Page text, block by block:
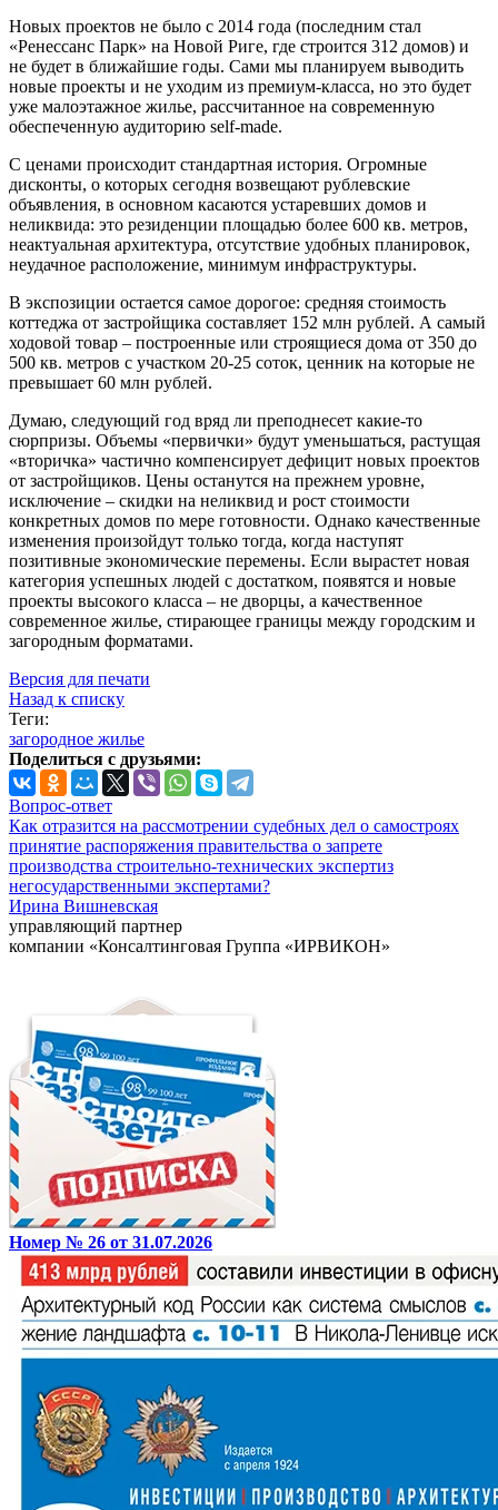
Новых проектов не было с 2014 года (последним стал
«Ренессанс Парк» на Новой Риге, где строится 312 домов) и
не будет в ближайшие годы. Сами мы планируем выводить
новые проекты и не уходим из премиум-класса, но это будет
уже малоэтажное жилье, рассчитанное на современную
обеспеченную аудиторию self-made.
С ценами происходит стандартная история. Огромные
дисконты, о которых сегодня возвещают рублевские
объявления, в основном касаются устаревших домов и
неликвида: это резиденции площадью более 600 кв. метров,
неактуальная архитектура, отсутствие удобных планировок,
неудачное расположение, минимум инфраструктуры.
В экспозиции остается самое дорогое: средняя стоимость
коттеджа от застройщика составляет 152 млн рублей. А самый
ходовой товар – построенные или строящиеся дома от 350 до
500 кв. метров с участком 20-25 соток, ценник на которые не
превышает 60 млн рублей.
Думаю, следующий год вряд ли преподнесет какие-то
сюрпризы. Объемы «первички» будут уменьшаться, растущая
«вторичка» частично компенсирует дефицит новых проектов
от застройщиков. Цены останутся на прежнем уровне,
исключение – скидки на неликвид и рост стоимости
конкретных домов по мере готовности. Однако качественные
изменения произойдут только тогда, когда наступят
позитивные экономические перемены. Если вырастет новая
категория успешных людей с достатком, появятся и новые
проекты высокого класса – не дворцы, а качественное
современное жилье, стирающее границы между городским и
загородным форматами.
Версия для печати
Назад к списку
Теги:
загородное жилье
Поделиться с друзьями:
Вопрос-ответ
Как отразится на рассмотрении судебных дел о самостроях
принятие распоряжения правительства о запрете
производства строительно-технических экспертиз
негосударственными экспертами?
Ирина Вишневская
управляющий партнер
компании «Консалтинговая Группа «ИРВИКОН»
Номер № 26 от 31.07.2026